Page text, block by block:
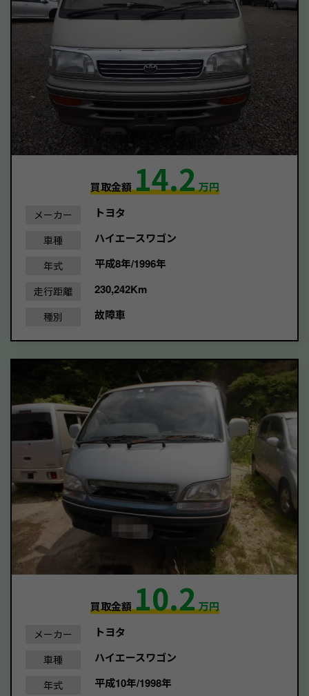
買取金額14.2万円
メーカー トヨタ
車種 ハイエースワゴン
年式 平成8年/1996年
走行距離 230,242Km
種別 故障車
買取金額10.2万円
メーカー トヨタ
車種 ハイエースワゴン
年式 平成10年/1998年